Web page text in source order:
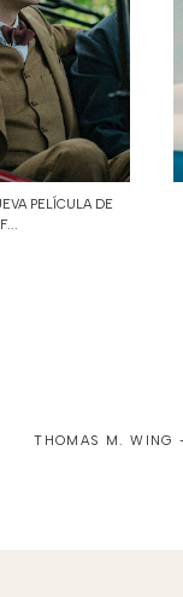
PELÍCULA DE
THOMAS M. WING